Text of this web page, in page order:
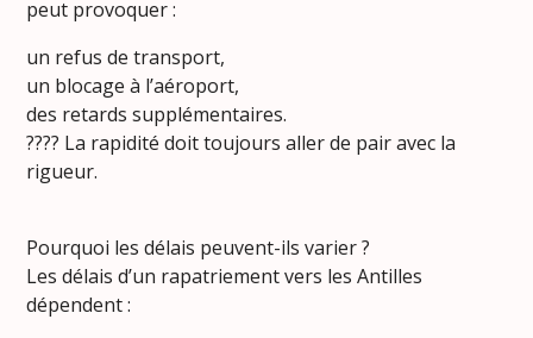
peut provoquer :
un refus de transport,
un blocage à l’aéroport,
des retards supplémentaires.
???? La rapidité doit toujours aller de pair avec la
rigueur.
Pourquoi les délais peuvent-ils varier ?
Les délais d’un rapatriement vers les Antilles
dépendent :